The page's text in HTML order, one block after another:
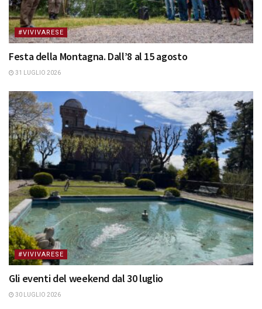
#VIVIVARESE
Festa della Montagna. Dall’8 al 15 agosto
31 LUGLIO 2026
#VIVIVARESE
Gli eventi del weekend dal 30 luglio
30 LUGLIO 2026